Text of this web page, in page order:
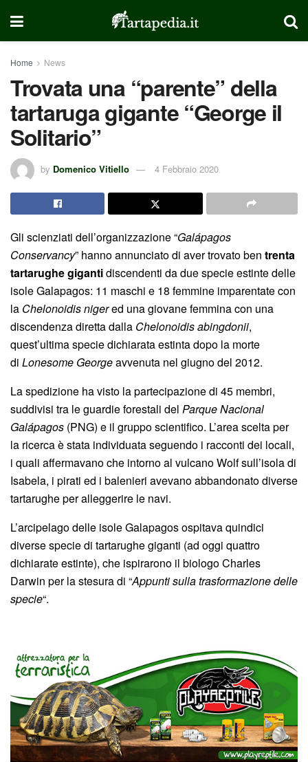
Home News
Trovata una “parente” della
tartaruga gigante “George il
Solitario”
by Domenico Vitiello 4 Febbraio 2020
Gli scienziati dell’organizzazione “Galápagos
Conservancy” hanno annunciato di aver trovato ben trenta
tartarughe gigantidiscendenti da due specie estinte delle
isole Galapagos: 11 maschi e 18 femmine imparentate con
la Chelonoidis nigered una giovane femmina con una
discendenza diretta dalla Chelonoidis abingdonii,
quest’ultima specie dichiarata estinta dopo la morte
di Lonesome Georgeavvenuta nel giugno del 2012.
La spedizione ha visto la partecipazione di 45 membri,
suddivisi tra le guardie forestali del Parque Nacional
Galápagos (PNG) e il gruppo scientifico. L’area scelta per
la ricerca è stata individuata seguendo i racconti dei locali,
i quali affermavano che intorno al vulcano Wolf sull’isola di
Isabela, i pirati ed i balenieri avevano abbandonato diverse
tartarughe per alleggerire le navi.
L’arcipelago delle isole Galapagos ospitava quindici
diverse specie di tartarughe giganti (ad oggi quattro
dichiarate estinte), che ispirarono il biologo Charles
Darwin per la stesura di “Appunti sulla trasformazione delle
specie“.